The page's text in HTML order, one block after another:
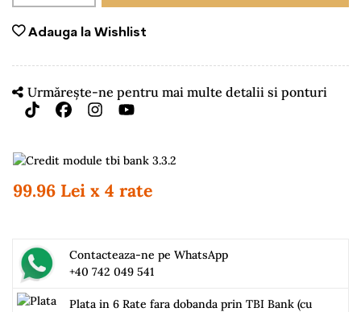
Adauga la Wishlist
Urmărește-ne pentru mai multe detalii si ponturi
99.96 Lei x 4 rate
Contacteaza-ne pe WhatsApp
+40 742 049 541
Plata in 6 Rate fara dobanda prin TBI Bank (cu